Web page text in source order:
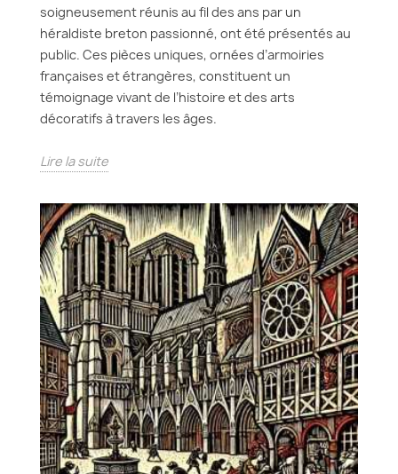
soigneusement réunis au fil des ans par un
héraldiste breton passionné, ont été présentés au
public. Ces pièces uniques, ornées d’armoiries
françaises et étrangères, constituent un
témoignage vivant de l’histoire et des arts
décoratifs à travers les âges.
Lire la suite